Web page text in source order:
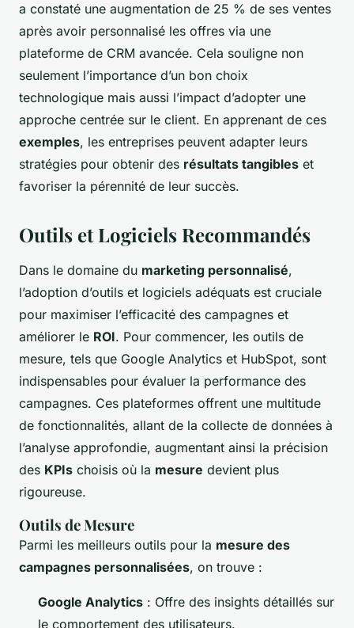
a constaté une augmentation de 25 % de ses ventes
après avoir personnalisé les offres via une
plateforme de CRM avancée. Cela souligne non
seulement l’importance d’un bon choix
technologique mais aussi l’impact d’adopter une
approche centrée sur le client. En apprenant de ces
exemples, les entreprises peuvent adapter leurs
stratégies pour obtenir des résultats tangibles et
favoriser la pérennité de leur succès.
Outils et Logiciels Recommandés
Dans le domaine du marketing personnalisé,
l’adoption d’outils et logiciels adéquats est cruciale
pour maximiser l’efficacité des campagnes et
améliorer le ROI. Pour commencer, les outils de
mesure, tels que Google Analytics et HubSpot, sont
indispensables pour évaluer la performance des
campagnes. Ces plateformes offrent une multitude
de fonctionnalités, allant de la collecte de données à
l’analyse approfondie, augmentant ainsi la précision
des KPIs choisis où la mesure devient plus
rigoureuse.
Outils de Mesure
Parmi les meilleurs outils pour la mesure des
campagnes personnalisées, on trouve :
Google Analytics : Offre des insights détaillés sur
le comportement des utilisateurs.